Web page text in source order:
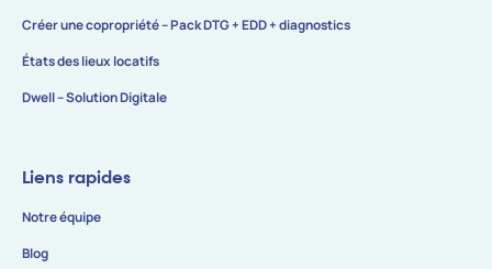
Créer une copropriété – Pack DTG + EDD + diagnostics
États des lieux locatifs
Dwell – Solution Digitale
Liens rapides
Notre équipe
Blog